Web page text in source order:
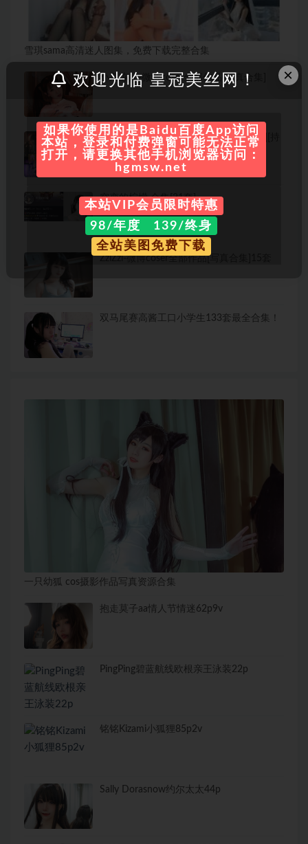
雪琪sama高清迷人图集，免费下载完整合集
小果冻儿-微博coser全部作品[写真合集]
六二二同学 COS作品最全图包合集[8套][持
续更新]
突变的柠檬 合集[31套]
ZziZzi-微博coser全部作品[写真合集]15套
双马尾赛高酱工口小学生133套最全合集！
一只幼狐 cos摄影作品写真资源合集
抱走莫子aa情人节情迷62p9v
PingPing碧蓝航线欧根亲王泳装22p
铭铭Kizami小狐狸85p2v
Sally Dorasnow约尔太太44p
×
欢迎光临 皇冠美丝网！
如果你使用的是Baidu百度App访问
本站，登录和付费弹窗可能无法正常
打开，请更换其他手机浏览器访问：
hgmsw.net
本站VIP会员限时特惠
98/年度 139/终身
全站美图免费下载